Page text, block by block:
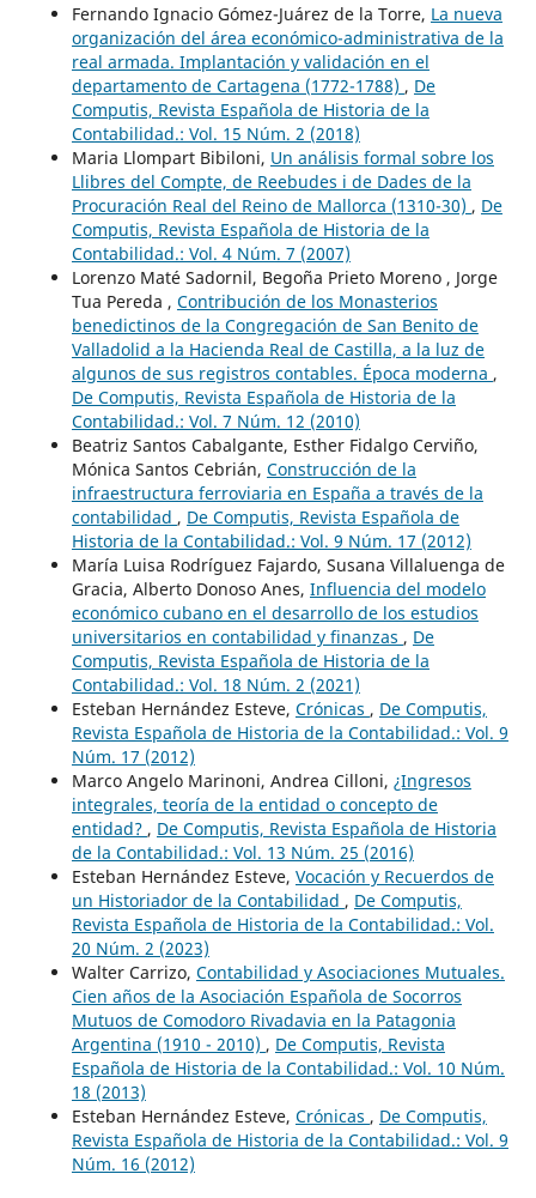
Fernando Ignacio Gómez-Juárez de la Torre, La nueva
organización del área económico-administrativa de la
real armada. Implantación y validación en el
departamento de Cartagena (1772-1788) , De
Computis, Revista Española de Historia de la
Contabilidad.: Vol. 15 Núm. 2 (2018)
Maria Llompart Bibiloni, Un análisis formal sobre los
Llibres del Compte, de Reebudes i de Dades de la
Procuración Real del Reino de Mallorca (1310-30) , De
Computis, Revista Española de Historia de la
Contabilidad.: Vol. 4 Núm. 7 (2007)
Lorenzo Maté Sadornil, Begoña Prieto Moreno , Jorge
Tua Pereda , Contribución de los Monasterios
benedictinos de la Congregación de San Benito de
Valladolid a la Hacienda Real de Castilla, a la luz de
algunos de sus registros contables. Época moderna ,
De Computis, Revista Española de Historia de la
Contabilidad.: Vol. 7 Núm. 12 (2010)
Beatriz Santos Cabalgante, Esther Fidalgo Cerviño,
Mónica Santos Cebrián, Construcción de la
infraestructura ferroviaria en España a través de la
contabilidad , De Computis, Revista Española de
Historia de la Contabilidad.: Vol. 9 Núm. 17 (2012)
María Luisa Rodríguez Fajardo, Susana Villaluenga de
Gracia, Alberto Donoso Anes, Influencia del modelo
económico cubano en el desarrollo de los estudios
universitarios en contabilidad y finanzas , De
Computis, Revista Española de Historia de la
Contabilidad.: Vol. 18 Núm. 2 (2021)
Esteban Hernández Esteve, Crónicas , De Computis,
Revista Española de Historia de la Contabilidad.: Vol. 9
Núm. 17 (2012)
Marco Angelo Marinoni, Andrea Cilloni, ¿Ingresos
integrales, teoría de la entidad o concepto de
entidad? , De Computis, Revista Española de Historia
de la Contabilidad.: Vol. 13 Núm. 25 (2016)
Esteban Hernández Esteve, Vocación y Recuerdos de
un Historiador de la Contabilidad , De Computis,
Revista Española de Historia de la Contabilidad.: Vol.
20 Núm. 2 (2023)
Walter Carrizo, Contabilidad y Asociaciones Mutuales.
Cien años de la Asociación Española de Socorros
Mutuos de Comodoro Rivadavia en la Patagonia
Argentina (1910 - 2010) , De Computis, Revista
Española de Historia de la Contabilidad.: Vol. 10 Núm.
18 (2013)
Esteban Hernández Esteve, Crónicas , De Computis,
Revista Española de Historia de la Contabilidad.: Vol. 9
Núm. 16 (2012)